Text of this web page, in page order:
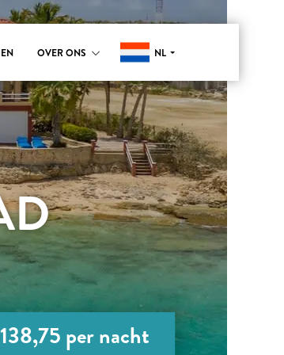
OVER ONS NL
per nacht